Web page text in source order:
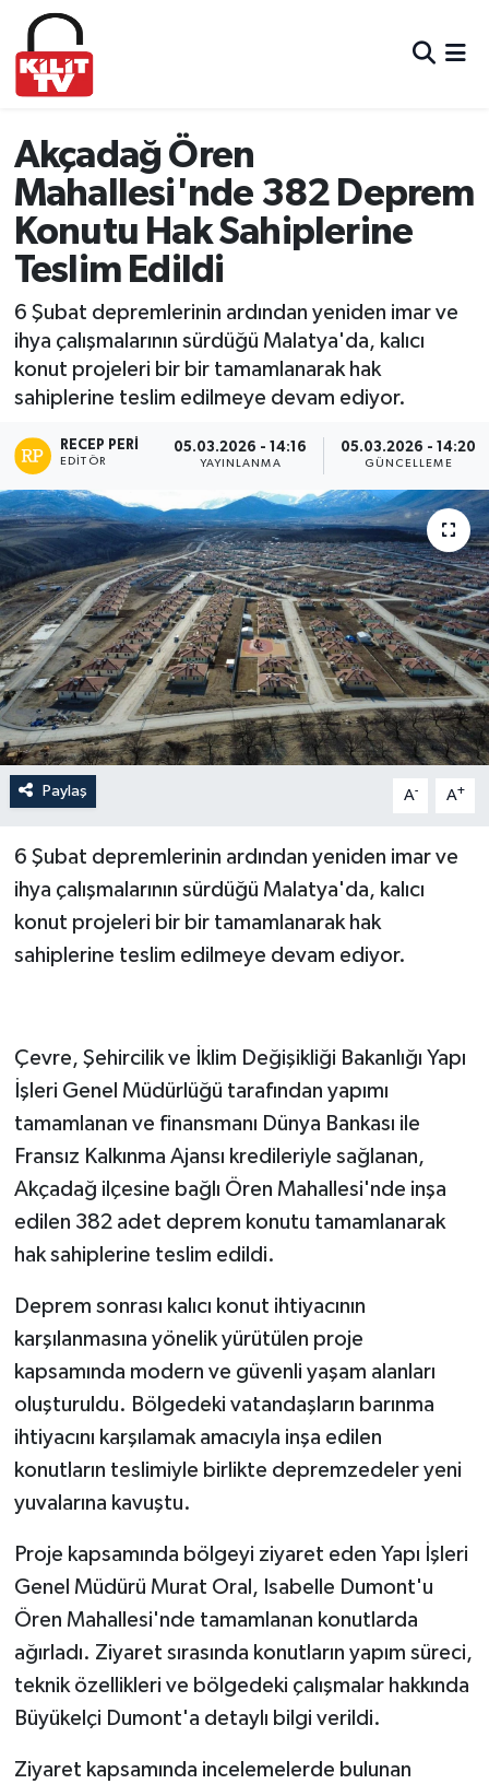
Akçadağ Ören
Mahallesi'nde 382 Deprem
Konutu Hak Sahiplerine
Teslim Edildi
6 Şubat depremlerinin ardından yeniden imar ve
ihya çalışmalarının sürdüğü Malatya'da, kalıcı
konut projeleri bir bir tamamlanarak hak
sahiplerine teslim edilmeye devam ediyor.
RECEP PERI
EDITÖR
05.03.2026 - 14:16
YAYINLANMA
05.03.2026 - 14:20
GÜNCELLEME
Paylaş A- A+
6 Şubat depremlerinin ardından yeniden imar ve
ihya çalışmalarının sürdüğü Malatya'da, kalıcı
konut projeleri bir bir tamamlanarak hak
sahiplerine teslim edilmeye devam ediyor.
Çevre, Şehircilik ve İklim Değişikliği Bakanlığı Yapı
İşleri Genel Müdürlüğü tarafından yapımı
tamamlanan ve finansmanı Dünya Bankası ile
Fransız Kalkınma Ajansı kredileriyle sağlanan,
Akçadağ ilçesine bağlı Ören Mahallesi'nde inşa
edilen 382 adet deprem konutu tamamlanarak
hak sahiplerine teslim edildi.
Deprem sonrası kalıcı konut ihtiyacının
karşılanmasına yönelik yürütülen proje
kapsamında modern ve güvenli yaşam alanları
oluşturuldu. Bölgedeki vatandaşların barınma
ihtiyacını karşılamak amacıyla inşa edilen
konutların teslimiyle birlikte depremzedeler yeni
yuvalarına kavuştu.
Proje kapsamında bölgeyi ziyaret eden Yapı İşleri
Genel Müdürü Murat Oral, Isabelle Dumont'u
Ören Mahallesi'nde tamamlanan konutlarda
ağırladı. Ziyaret sırasında konutların yapım süreci,
teknik özellikleri ve bölgedeki çalışmalar hakkında
Büyükelçi Dumont'a detaylı bilgi verildi.
Ziyaret kapsamında incelemelerde bulunan
Hava Durumu
Trafik Durumu
Süper Lig Puan Durumu ve Fikstür
Tüm Manşetler
Son Dakika Haberleri
Haber Arşivi